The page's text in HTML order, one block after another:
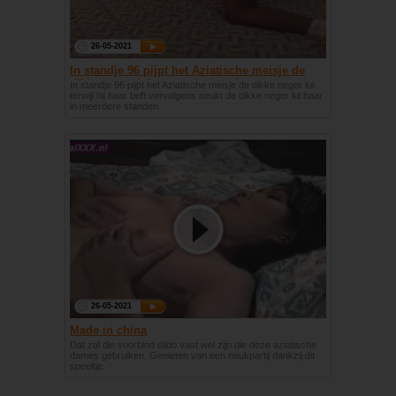
26-05-2021
In standje 96 pijpt het Aziatische meisje de
dikke neger lul en word geneukt
In standje 96 pijpt het Aziatische meisje de dikke neger lul
terwijl hij haar beft vervolgens neukt de dikke neger lul haar
in meerdere standen.
26-05-2021
Made in china
Dat zal die voorbind dildo vast wel zijn die deze aziatische
dames gebruiken. Genieten van een neukpartij dankzij dit